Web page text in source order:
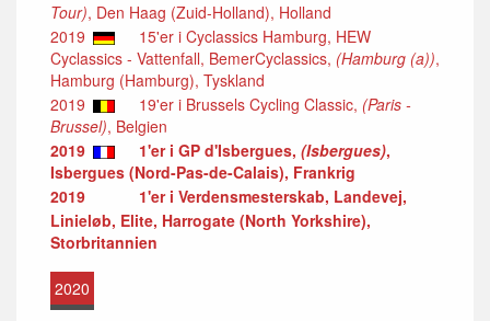
Tour), Den Haag (Zuid-Holland), Holland
2019
15'er i Cyclassics Hamburg, HEW
Cyclassics - Vattenfall, BemerCyclassics, (Hamburg (a)),
Hamburg (Hamburg), Tyskland
2019
19'er i Brussels Cycling Classic, (Paris -
Brussel), Belgien
2019
1'er i GP d'Isbergues, (Isbergues),
Isbergues (Nord-Pas-de-Calais), Frankrig
2019
1'er i Verdensmesterskab, Landevej,
Linieløb, Elite, Harrogate (North Yorkshire),
Storbritannien
2020